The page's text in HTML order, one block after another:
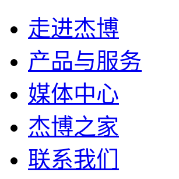
走进杰博
产品与服务
媒体中心
杰博之家
联系我们